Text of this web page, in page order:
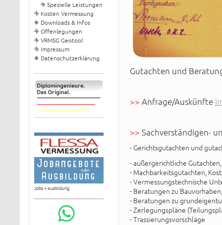
Spezielle Leistungen
Kosten Vermessung
Downloads & Infos
Offenlegungen
VRMSG Geotool
Impressum
Datenschutzerklärung
Jobs + Ausbildung
Gutachten und
>> Anfrage/Auskünfte
>> Sachverständigen-
- Gerichtsgutachten und
- außergerichtliche Gutachten,
- Machbarkeitsgutachten,
- Vermessungstechnische
- Beratungen zu Bauvorhaben,
- Beratungen zu
- Zerlegungspläne
- Trassierungsvorschläge